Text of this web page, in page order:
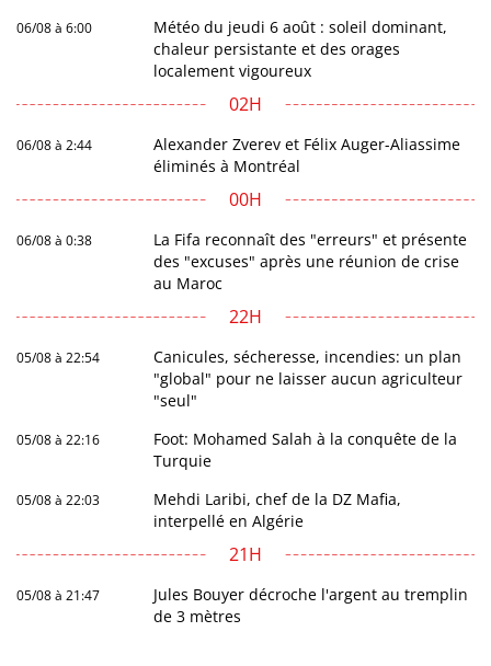
06/08 à 6:00
Météo du jeudi 6 août : soleil dominant,
chaleur persistante et des orages
localement vigoureux
02H
06/08 à 2:44
Alexander Zverev et Félix Auger-Aliassime
éliminés à Montréal
00H
06/08 à 0:38
La Fifa reconnaît des "erreurs" et présente
des "excuses" après une réunion de crise
au Maroc
22H
05/08 à 22:54
Canicules, sécheresse, incendies: un plan
"global" pour ne laisser aucun agriculteur
"seul"
05/08 à 22:16
Foot: Mohamed Salah à la conquête de la
Turquie
05/08 à 22:03
Mehdi Laribi, chef de la DZ Mafia,
interpellé en Algérie
21H
05/08 à 21:47
Jules Bouyer décroche l'argent au tremplin
de 3 mètres